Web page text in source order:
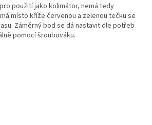
použití jako kolimátor, nemá tedy
místo kříže červenou a zelenou tečku se
Záměrný bod se dá nastavit dle potřeb
pomocí šroubováku.